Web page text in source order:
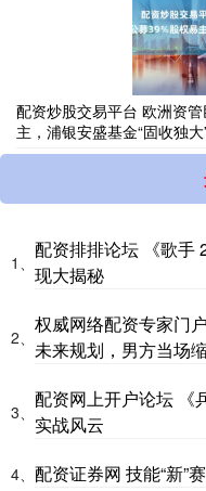
配资炒股交易平台 欧洲资
主，浦银安盛基金“固收独
1、
配资排排论坛 《歌手
现大揭秘
2、
权威网络配资专家门
未来规划，男方当场
3、
配资网上开户论坛 《
实战风云
4、 配资证券网 技能“新”